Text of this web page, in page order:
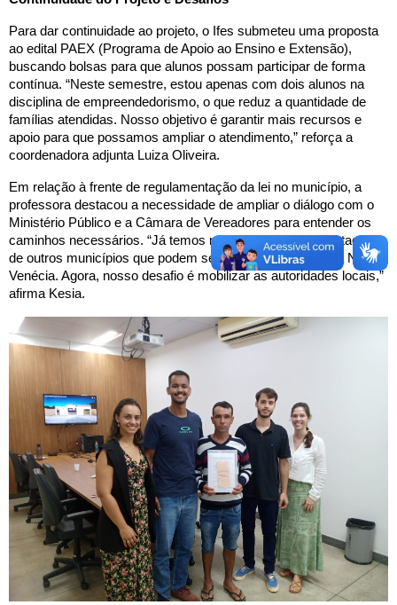
Para dar continuidade ao projeto, o Ifes submeteu uma proposta
ao edital PAEX (Programa de Apoio ao Ensino e Extensão),
buscando bolsas para que alunos possam participar de forma
contínua. “Neste semestre, estou apenas com dois alunos na
disciplina de empreendedorismo, o que reduz a quantidade de
famílias atendidas. Nosso objetivo é garantir mais recursos e
apoio para que possamos ampliar o atendimento,” reforça a
coordenadora adjunta Luiza Oliveira.
Em relação à frente de regulamentação da lei no município, a
professora destacou a necessidade de ampliar o diálogo com o
Ministério Público e a Câmara de Vereadores para entender os
caminhos necessários. “Já temos modelos de regulamentação
de outros municípios que podem servir de inspiração para Nova
Venécia. Agora, nosso desafio é mobilizar as autoridades locais,”
afirma Kesia.